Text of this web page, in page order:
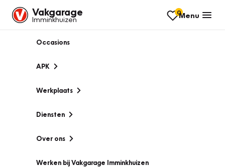
Vakgarage
Imminkhuizen
0Menu
Occasions
APK
Werkplaats
Diensten
Over ons
Werken bij Vakgarage Imminkhuizen